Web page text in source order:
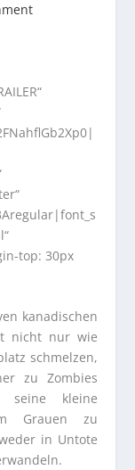
top: 30px
kanadischen
nicht nur wie
schmelzen,
zu Zombies
seine kleine
Grauen zu
in Untote